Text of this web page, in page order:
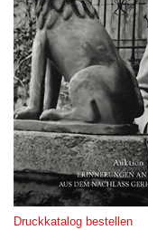
Druckkatalog bestellen